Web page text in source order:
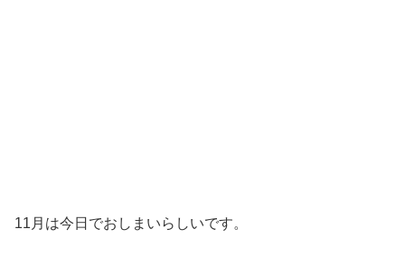
11月は今日でおしまいらしいです。